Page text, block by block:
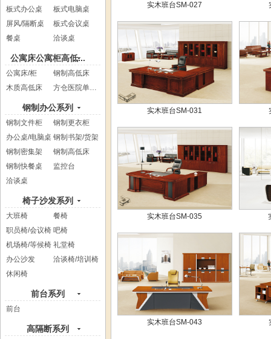
板式办公桌
板式电脑桌
屏风/隔断桌
板式会议桌
餐桌
洽谈桌
公寓床公寓柜高低...
公寓床/柜
钢制高低床
木质高低床
方仓医院单人床
钢制办公系列
钢制文件柜
钢制更衣柜
办公桌/电脑桌 钢制书架/货架
钢制密集架
钢制高低床
钢制快餐桌
监控台
洽谈桌
椅子沙发系列
大班椅
餐椅
职员椅/会议椅 吧椅
机场椅/等候椅 礼堂椅
办公沙发
洽谈椅/培训椅
休闲椅
前台系列
前台
高隔断系列
实木班台SM-027
实木班台SM-031
实木班台SM-035
实木班台SM-043